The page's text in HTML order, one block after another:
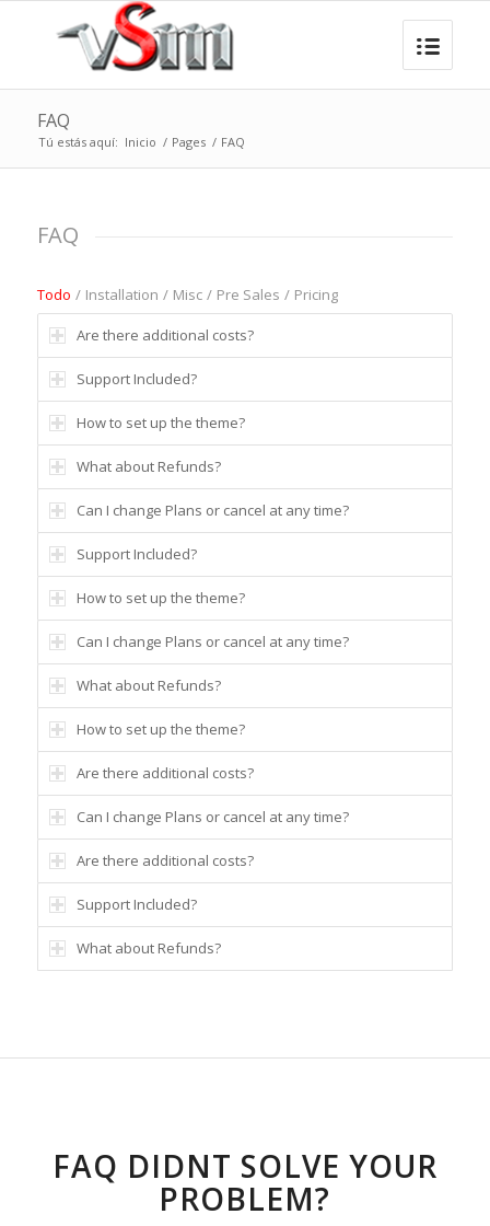
FAQ
Tú estás aquí: Inicio / Pages / FAQ
FAQ
Todo / Installation / Misc / Pre Sales / Pricing
Are there additional costs?
Support Included?
How to set up the theme?
What about Refunds?
Can I change Plans or cancel at any time?
Support Included?
How to set up the theme?
Can I change Plans or cancel at any time?
What about Refunds?
How to set up the theme?
Are there additional costs?
Can I change Plans or cancel at any time?
Are there additional costs?
Support Included?
What about Refunds?
FAQ DIDNT SOLVE YOUR
PROBLEM?